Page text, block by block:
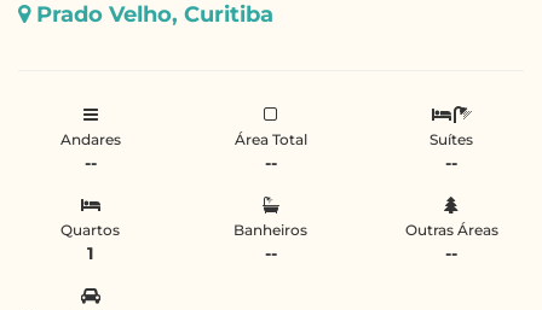
Prado Velho, Curitiba
Andares
--
Área Total
--
Suítes
--
Quartos
1
Banheiros
--
Outras Áreas
--